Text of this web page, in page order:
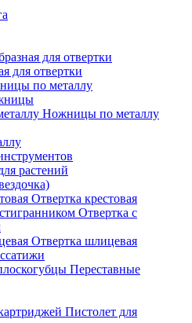
для отвертки
для отвертки
по металлу
Ножницы по металлу
растений
Отвертка крестовая
Отвертка с
Отвертка шлицевая
Переставные
Пистолет для